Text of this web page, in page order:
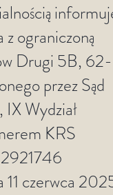
z ograniczoną
Drugi 5B, 62-
przez Sąd
Wydział
KRS
11 czerwca